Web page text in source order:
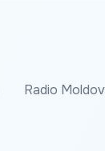
Radio